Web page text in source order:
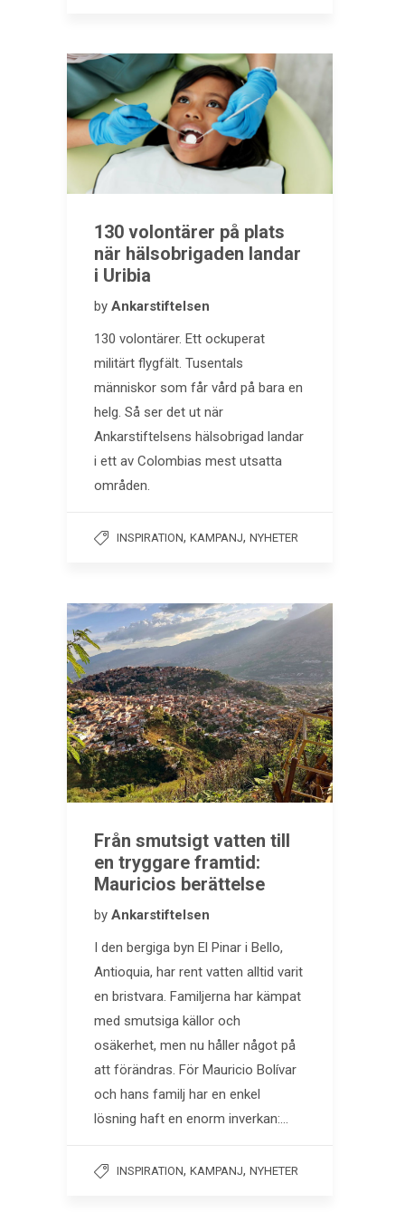
130 volontärer på plats
när hälsobrigaden landar
i Uribia
by Ankarstiftelsen
130 volontärer. Ett ockuperat
militärt flygfält. Tusentals
människor som får vård på bara en
helg. Så ser det ut när
Ankarstiftelsens hälsobrigad landar
i ett av Colombias mest utsatta
områden.
INSPIRATION, KAMPANJ, NYHETER
Från smutsigt vatten till
en tryggare framtid:
Mauricios berättelse
by Ankarstiftelsen
I den bergiga byn El Pinar i Bello,
Antioquia, har rent vatten alltid varit
en bristvara. Familjerna har kämpat
med smutsiga källor och
osäkerhet, men nu håller något på
att förändras. För Mauricio Bolívar
och hans familj har en enkel
lösning haft en enorm inverkan:…
INSPIRATION, KAMPANJ, NYHETER